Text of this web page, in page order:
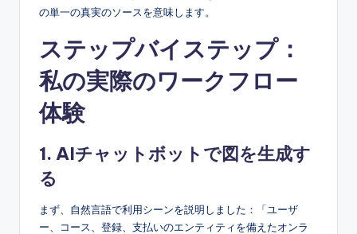
の単一の真実のソースを意味します。
ステップバイステップ：
私の実際のワークフロー
体験
1. AIチャットボットで図を生成す
る
まず、自然言語で利用シーンを説明しました：「ユーザ
ー、コース、登録、支払いのエンティティを備えたオンラ